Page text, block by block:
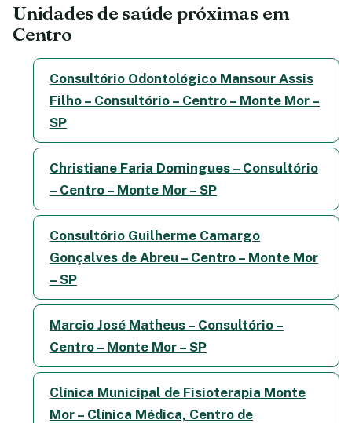
Unidades de saúde próximas em
Centro
Consultório Odontológico Mansour Assis
Filho – Consultório – Centro – Monte Mor –
SP
Christiane Faria Domingues – Consultório
– Centro – Monte Mor – SP
Consultório Guilherme Camargo
Gonçalves de Abreu – Centro – Monte Mor
– SP
Marcio José Matheus – Consultório –
Centro – Monte Mor – SP
Clínica Municipal de Fisioterapia Monte
Mor – Clínica Médica, Centro de